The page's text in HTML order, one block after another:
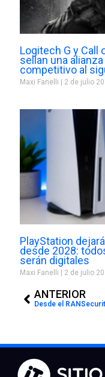
Logitech G y Call
sellan una
competitivo al
Maxi Fanelli 2 de julio
PlayStation
desde 2028:
serán digitales
Maxi Fanelli 2 de julio
ANTERIOR